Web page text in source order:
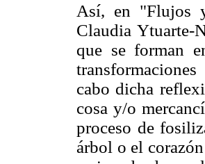
Así, en "Flujos
Claudia Ytuarte-
que se forman
cabo dicha
cosa y/o
proceso de
árbol o el